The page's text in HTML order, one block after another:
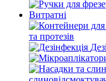
Витратні
та протезів